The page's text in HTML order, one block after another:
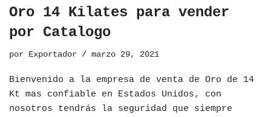
Oro 14 Kilates para vender
por Catalogo
por Exportador marzo 29, 2021
Bienvenido a la empresa de venta de Oro de 14
Kt mas confiable en Estados Unidos, con
nosotros tendrás la seguridad que siempre